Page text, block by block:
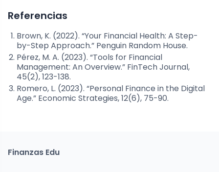
Referencias
Brown, K. (2022). “Your Financial Health: A Step-
by-Step Approach.” Penguin Random House.
Pérez, M. A. (2023). “Tools for Financial
Management: An Overview.” FinTech Journal,
45(2), 123-138.
Romero, L. (2023). “Personal Finance in the Digital
Age.” Economic Strategies, 12(6), 75-90.
Finanzas Edu